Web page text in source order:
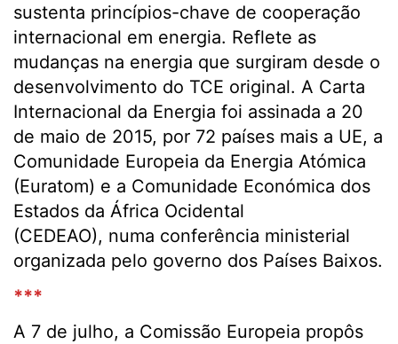
sustenta princípios-chave de cooperação
internacional em energia. Reflete as
mudanças na energia que surgiram desde o
desenvolvimento do TCE original. A Carta
Internacional da Energia foi assinada a 20
de maio de 2015, por 72 países mais a UE, a
Comunidade Europeia da Energia Atómica
(Euratom) e a Comunidade Económica dos
Estados da África Ocidental
(CEDEAO), numa conferência ministerial
organizada pelo governo dos Países Baixos.
***
A 7 de julho, a Comissão Europeia propôs